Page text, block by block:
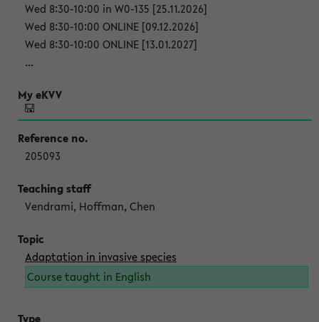
Wed 8:30-10:00 in W0-135 [25.11.2026]
Wed 8:30-10:00 ONLINE [09.12.2026]
Wed 8:30-10:00 ONLINE [13.01.2027]
...
205093
Vendrami, Hoffman, Chen
Adaptation in invasive species
Course taught in English